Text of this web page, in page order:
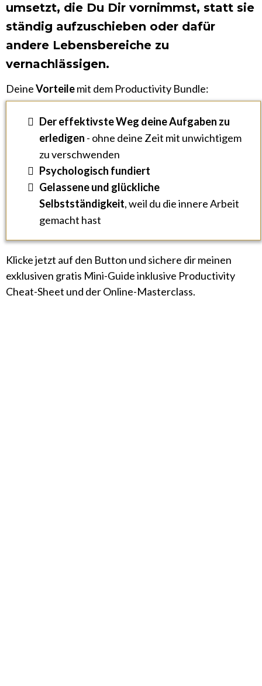
umsetzt, die Du Dir vornimmst, statt sie
ständig aufzuschieben oder dafür
andere Lebensbereiche zu
vernachlässigen.
DeineVorteilemit dem Productivity Bundle:
Der effektivste Weg deine Aufgaben zu
erledigen - ohne deine Zeit mit unwichtigem
zu verschwenden
Psychologisch fundiert
Gelassene und glückliche
Selbstständigkeit, weil du die innere Arbeit
gemacht hast
Klicke jetzt auf den Button und sichere dir meinen
exklusiven gratis Mini-Guide inklusive Productivity
Cheat-Sheet und der Online-Masterclass.